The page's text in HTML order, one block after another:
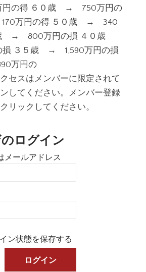
の得 ６０歳 → 750万円の
万円の得 ５０歳 → 340
→ 800万円の損 ４０歳
損 ３５歳 → 1,590万円の損
万円の
セスはメンバーに限定されて
してください。メンバー登録
リックしてください。
ログイン
メールアドレス
ン状態を保存する